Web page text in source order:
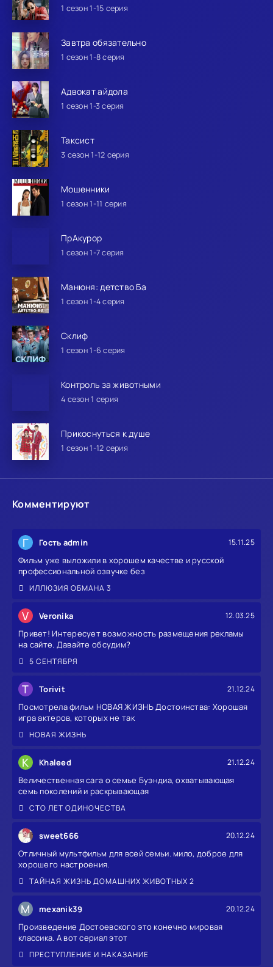
1 сезон 1-15 серия
Завтра обязательно
1 сезон 1-8 серия
Адвокат айдола
1 сезон 1-3 серия
Таксист
3 сезон 1-12 серия
Мошенники
1 сезон 1-11 серия
ПрАкурор
1 сезон 1-7 серия
Манюня: детство Ба
1 сезон 1-4 серия
Склиф
1 сезон 1-6 серия
Контроль за животными
4 сезон 1 серия
Прикоснуться к душе
1 сезон 1-12 серия
Комментируют
Г Гость admin 15.11.25
Фильм уже выложили в хорошем качестве и русской
профессиональной озвучке без
ИЛЛЮЗИЯ ОБМАНА 3
V Veronika 12.03.25
Привет! Интересует возможность размещения рекламы
на сайте. Давайте обсудим?
5 СЕНТЯБРЯ
T Torivit 21.12.24
Посмотрела фильм НОВАЯ ЖИЗНЬ Достоинства: Хорошая
игра актеров, которых не так
НОВАЯ ЖИЗНЬ
K Khaleed 21.12.24
Величественная сага о семье Буэндиа, охватывающая
семь поколений и раскрывающая
СТО ЛЕТ ОДИНОЧЕСТВА
sweet666 20.12.24
Отличный мультфильм для всей семьи. мило, доброе для
хорошего настроения.
ТАЙНАЯ ЖИЗНЬ ДОМАШНИХ ЖИВОТНЫХ 2
M mexanik39 20.12.24
Произведение Достоевского это конечно мировая
классика. А вот сериал этот
ПРЕСТУПЛЕНИЕ И НАКАЗАНИЕ